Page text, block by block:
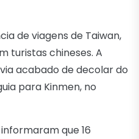
de viagens de Taiwan,
turistas chineses. A
acabado de decolar do
para Kinmen, no
que 16